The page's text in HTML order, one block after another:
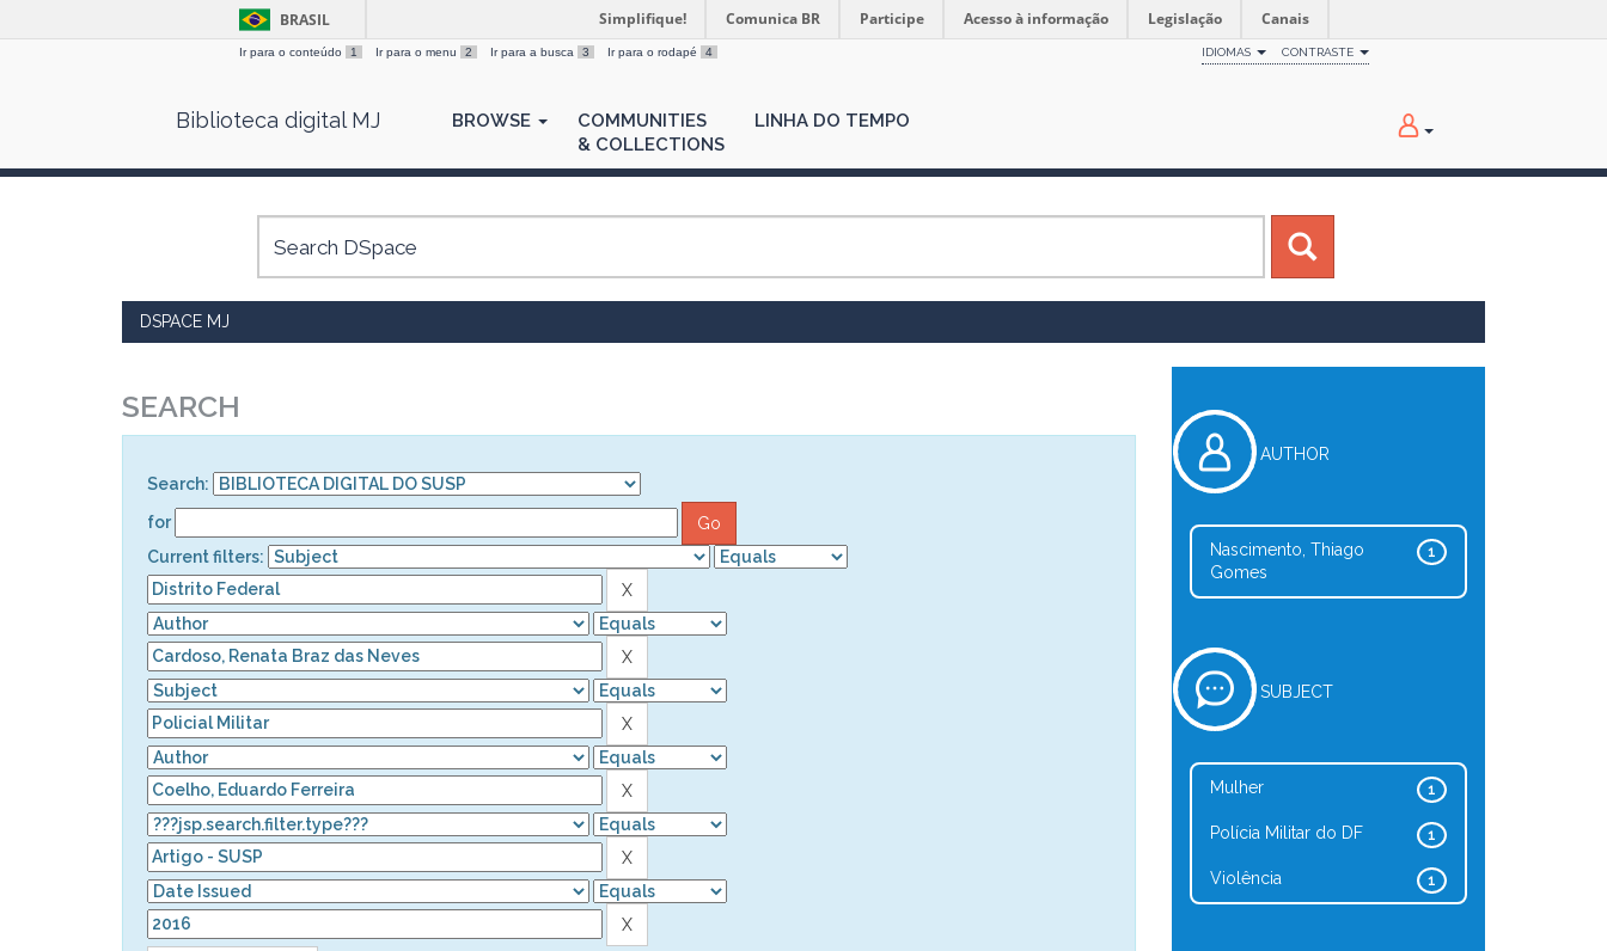
BRASIL Simplifique! Comunica BR Participe Acesso à informação Legislação Canais
Ir para o conteúdo 1 Ir para o menu 2 Ir para a busca 3 Ir para o rodapé 4 IDIOMAS CONTRASTE
Biblioteca digital MJ BROWSE
COMMUNITIES
& COLLECTIONS
LINHA DO TEMPO
DSPACE MJ
SEARCH
Search:
for
Current filters:
AUTHOR
1
Nascimento, Thiago
Gomes
SUBJECT
1
Mulher
1
Polícia Militar do DF
1
Violência